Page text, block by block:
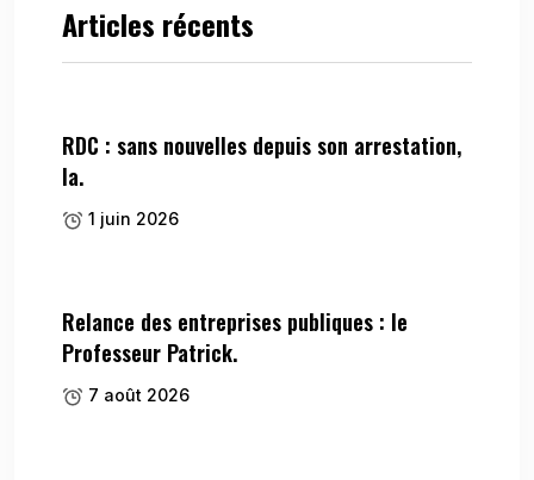
Articles récents
RDC : sans nouvelles depuis son arrestation,
la.
1 juin 2026
Relance des entreprises publiques : le
Professeur Patrick.
7 août 2026